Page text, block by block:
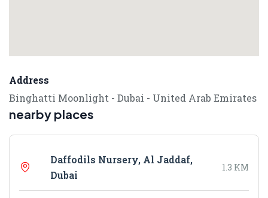
Address
Binghatti Moonlight - Dubai - United Arab Emirates
nearby places
Daffodils Nursery, Al Jaddaf,
Dubai
1.3 KM